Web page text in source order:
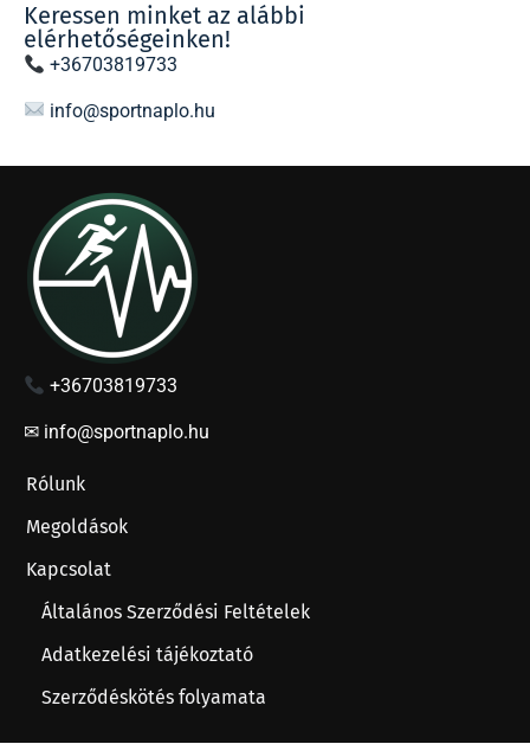
Keressen minket az alábbi
elérhetőségeinken!
+36703819733
info@sportnaplo.hu
+36703819733
✉ info@sportnaplo.hu
Rólunk
Megoldások
Kapcsolat
Általános Szerződési Feltételek
Adatkezelési tájékoztató
Szerződéskötés folyamata